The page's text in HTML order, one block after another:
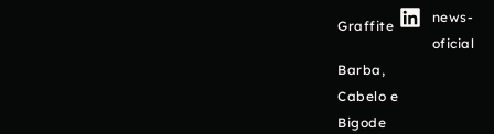
Graffite
Barba,
Cabelo e
Bigode
news-
oficial